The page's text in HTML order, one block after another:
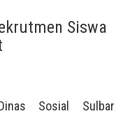
Siswa
Sosial Sulbar